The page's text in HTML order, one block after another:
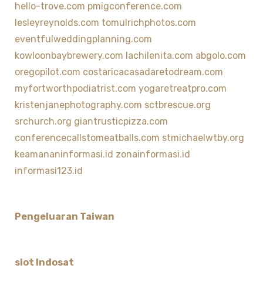
hello-trove.com pmigconference.com
lesleyreynolds.com tomulrichphotos.com
eventfulweddingplanning.com
kowloonbaybrewery.com lachilenita.com abgolo.com
oregopilot.com costaricacasadaretodream.com
myfortworthpodiatrist.com yogaretreatpro.com
kristenjanephotography.com sctbrescue.org
srchurch.org giantrusticpizza.com
conferencecallstomeatballs.com stmichaelwtby.org
keamananinformasi.id zonainformasi.id
informasi123.id
Pengeluaran Taiwan
slot Indosat